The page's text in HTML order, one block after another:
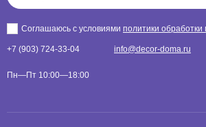
Соглашаюсь с условиями политики
+7 (903) 724-33-04 info@decor-doma.ru
Пн—Пт 10:00—18:00